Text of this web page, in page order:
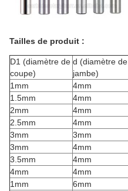
Tailles de produit :
D1 (diamètre de
coupe)
d (diamètre de
jambe)
1mm
4mm
1.5mm 4mm
2mm
4mm
2.5mm
4mm
3mm
3mm
3mm
4mm
3.5mm
4mm
4mm
4mm
1mm
6mm